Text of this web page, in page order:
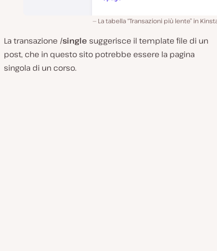
La tabella “Transazioni più lente” in
La transazione /single suggerisce il template file di un
post, che in questo sito potrebbe essere la pagina
singola di un corso.